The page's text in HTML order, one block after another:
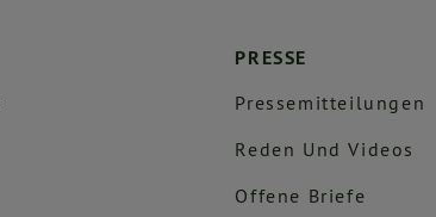
PRESSE
Pressemitteilungen
Reden Und Videos
Offene Briefe